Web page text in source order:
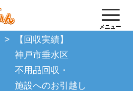
メニュー
【回収実績】
神戸市垂水区
不用品回収・
施設へのお引越し